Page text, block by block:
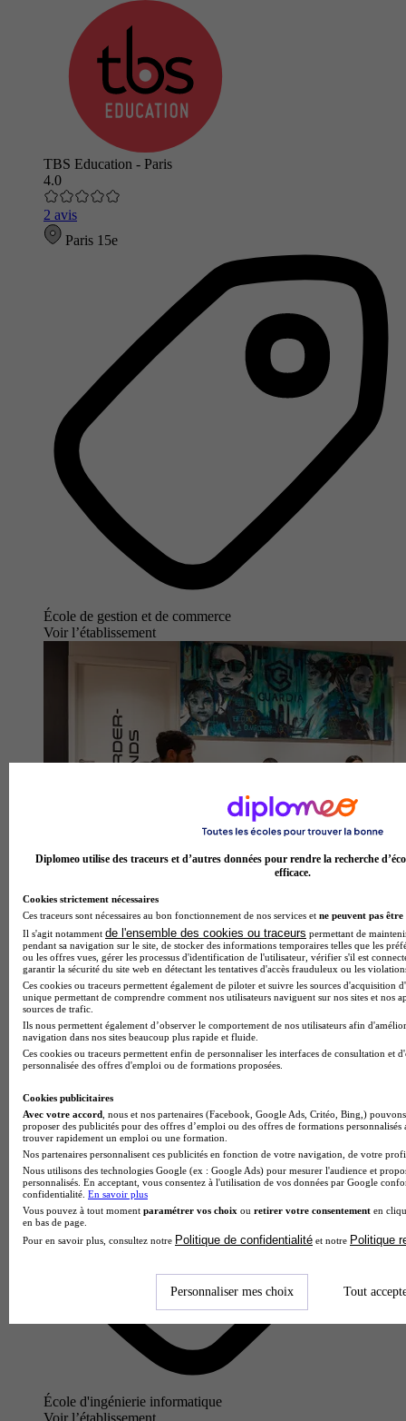
TBS Education - Paris
4.0
2 avis
Paris 15e
École de gestion et de commerce
Voir l’établissement
Guardia Cybersecurity School - Paris
5.0
1 avis
Puteaux
École d'ingénierie informatique
Diplomeo utilise des traceurs et d’autres données pour rendre la recherche
efficace.
Cookies strictement nécessaires
Ces traceurs sont nécessaires au bon fonctionnement de nos services et ne peuvent pas être
Il s'agit notamment de l'ensemble des cookies ou traceurs permettant de
pendant sa navigation sur le site, de stocker des informations temporaires telles que les
ou les offres vues, gérer les processus d'identification de l'utilisateur, vérifier s'il est
garantir la sécurité du site web en détectant les tentatives d'accès frauduleux ou les
Ces cookies ou traceurs permettent également de piloter et suivre les sources d'acquisition
unique permettant de comprendre comment nos utilisateurs naviguent sur nos sites et nos
sources de trafic.
Ils nous permettent également d’observer le comportement de nos utilisateurs afin
navigation dans nos sites beaucoup plus rapide et fluide.
Ces cookies ou traceurs permettent enfin de personnaliser les interfaces de consultation et
personnalisée des offres d'emploi ou de formations proposées.
Cookies publicitaires
Avec votre accord , nous et nos partenaires (Facebook, Google Ads, Critéo, Bing,)
proposer des publicités pour des offres d’emploi ou des offres de formations
trouver rapidement un emploi ou une formation.
Nos partenaires personnalisent ces publicités en fonction de votre navigation, de votre
Nous utilisons des technologies Google (ex : Google Ads) pour mesurer l'audience et
personnalisés. En acceptant, vous consentez à l'utilisation de vos données par Google
confidentialité. En savoir plus
Vous pouvez à tout moment paramétrer vos choix ou retirer votre consentement en
en bas de page.
Pour en savoir plus, consultez notre Politique de confidentialité et notre Politique
Personnaliser mes choix Tout